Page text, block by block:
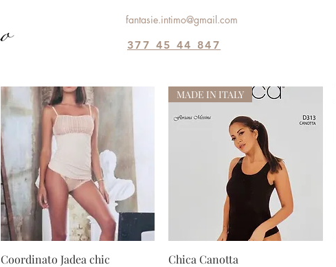
fantasie.intimo@gmail.com
377 45 44 847
Vista rapida
Coordinato Jadea chic
Vista rapida
MADE IN ITALY
Chica Canotta